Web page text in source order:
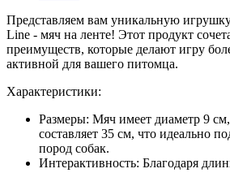
Представляем вам уникальную
Line - мяч на ленте! Этот продукт
преимуществ, которые делают игру
активной для вашего питомца.
Характеристики:
Размеры: Мяч имеет диаметр 9
составляет 35 см, что идеально
пород собак.
Интерактивность: Благодаря